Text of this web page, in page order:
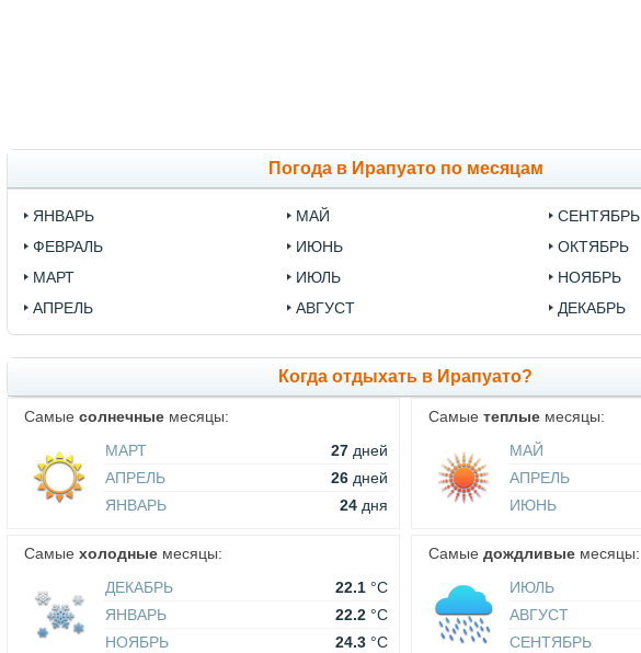
Погода в Ирапуато по месяцам
ЯНВАРЬ
ФЕВРАЛЬ
МАРТ
АПРЕЛЬ
МАЙ
ИЮНЬ
ИЮЛЬ
АВГУСТ
СЕНТЯБРЬ
ОКТЯБРЬ
НОЯБРЬ
ДЕКАБРЬ
Когда отдыхать в Ирапуато?
Самые солнечные месяцы:
МАРТ
27 дней
АПРЕЛЬ
26 дней
ЯНВАРЬ
24 дня
Самые теплые месяцы:
МАЙ
АПРЕЛЬ
ИЮНЬ
Самые холодные месяцы:
ДЕКАБРЬ
22.1 °C
ЯНВАРЬ
22.2 °C
НОЯБРЬ
24.3 °C
Самые дождливые месяцы:
ИЮЛЬ
АВГУСТ
СЕНТЯБРЬ